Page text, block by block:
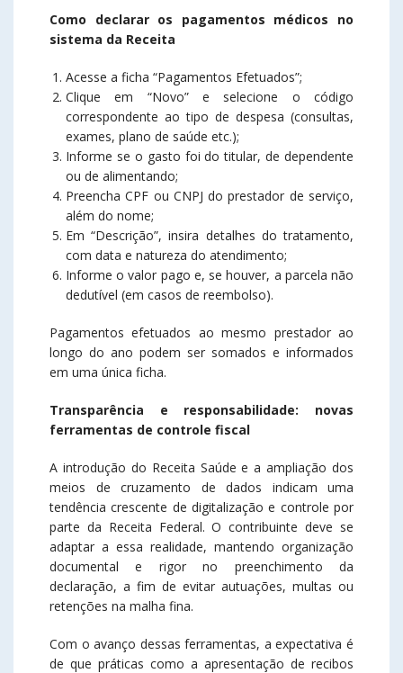
Como declarar os pagamentos médicos no
sistema da Receita
Acesse a ficha “Pagamentos Efetuados”;
Clique em “Novo” e selecione o código
correspondente ao tipo de despesa (consultas,
exames, plano de saúde etc.);
Informe se o gasto foi do titular, de dependente
ou de alimentando;
Preencha CPF ou CNPJ do prestador de serviço,
além do nome;
Em “Descrição”, insira detalhes do tratamento,
com data e natureza do atendimento;
Informe o valor pago e, se houver, a parcela não
dedutível (em casos de reembolso).
Pagamentos efetuados ao mesmo prestador ao
longo do ano podem ser somados e informados
em uma única ficha.
Transparência e responsabilidade: novas
ferramentas de controle fiscal
A introdução do Receita Saúde e a ampliação dos
meios de cruzamento de dados indicam uma
tendência crescente de digitalização e controle por
parte da Receita Federal. O contribuinte deve se
adaptar a essa realidade, mantendo organização
documental e rigor no preenchimento da
declaração, a fim de evitar autuações, multas ou
retenções na malha fina.
Com o avanço dessas ferramentas, a expectativa é
de que práticas como a apresentação de recibos